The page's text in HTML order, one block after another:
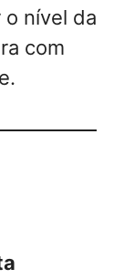
nível da
com